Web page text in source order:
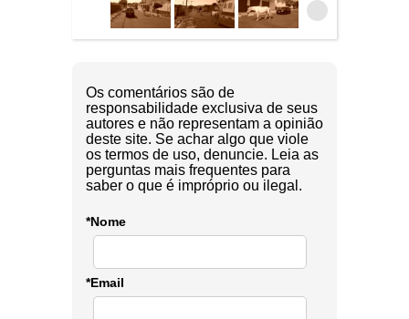
Os comentários são de
responsabilidade exclusiva de seus
autores e não representam a opinião
deste site. Se achar algo que viole
os termos de uso, denuncie. Leia as
perguntas mais frequentes para
saber o que é impróprio ou ilegal.
*Nome
*Email